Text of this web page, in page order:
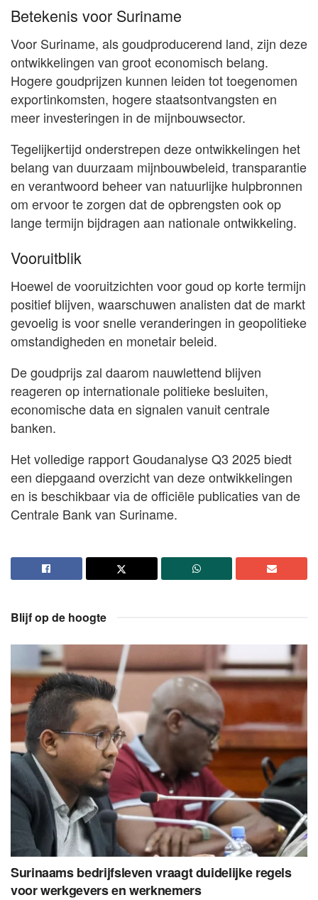
Betekenis voor Suriname
Voor Suriname, als goudproducerend land, zijn deze
ontwikkelingen van groot economisch belang.
Hogere goudprijzen kunnen leiden tot toegenomen
exportinkomsten, hogere staatsontvangsten en
meer investeringen in de mijnbouwsector.
Tegelijkertijd onderstrepen deze ontwikkelingen het
belang van duurzaam mijnbouwbeleid, transparantie
en verantwoord beheer van natuurlijke hulpbronnen
om ervoor te zorgen dat de opbrengsten ook op
lange termijn bijdragen aan nationale ontwikkeling.
Vooruitblik
Hoewel de vooruitzichten voor goud op korte termijn
positief blijven, waarschuwen analisten dat de markt
gevoelig is voor snelle veranderingen in geopolitieke
omstandigheden en monetair beleid.
De goudprijs zal daarom nauwlettend blijven
reageren op internationale politieke besluiten,
economische data en signalen vanuit centrale
banken.
Het volledige rapport Goudanalyse Q3 2025 biedt
een diepgaand overzicht van deze ontwikkelingen
en is beschikbaar via de officiële publicaties van de
Centrale Bank van Suriname.
Blijf op de hoogte
Surinaams bedrijfsleven vraagt duidelijke regels
voor werkgevers en werknemers